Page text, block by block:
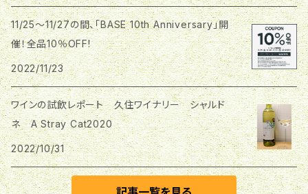
ドメーヌレゾン
ドメーヌ・ブレス
アールペイザンワイナリー
good'ay winery
南三陸ワイナリー
サンマモルワイナリー
岩手くずまきワイン
くらむぼんワイン
東京ワイナリー
ケントクエステートワイナリー
船越ワイナリー
丸見屋酒店
飛鳥ワイン
中国、四国地方
島根ワイナリー
三次ワイナリー
兎ッ兎ワイナリー
福山わいん工房
九州地方
久住ワイナリー
都農ワイン
東海地方
中伊豆ワイナリー
11/25～11/27の間、「BASE 10th Anniversary」開
催！全品10％OFF!
2022/11/23
ワインの試飲レポート 久住ワイナリー シャルド
ネ A Stray Cat2020
2022/10/31